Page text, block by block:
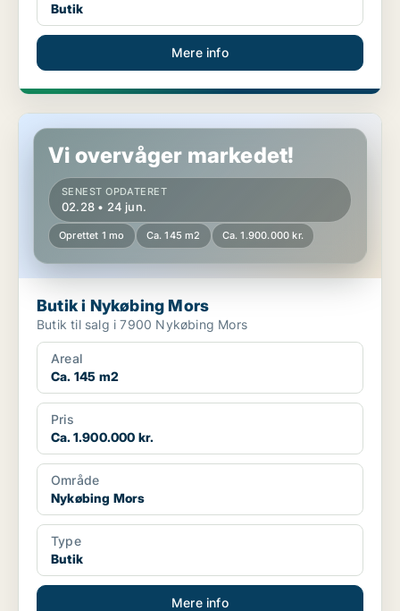
Butik
Mere info
Butik i Nykøbing Mors
Vi overvåger markedet!
SENEST OPDATERET
02.28 • 24 jun.
Oprettet 1 mo Ca. 145 m2 Ca. 1.900.000 kr.
Butik i Nykøbing Mors
Butik til salg i 7900 Nykøbing Mors
Areal
Ca. 145 m2
Pris
Ca. 1.900.000 kr.
Område
Nykøbing Mors
Type
Butik
Mere info